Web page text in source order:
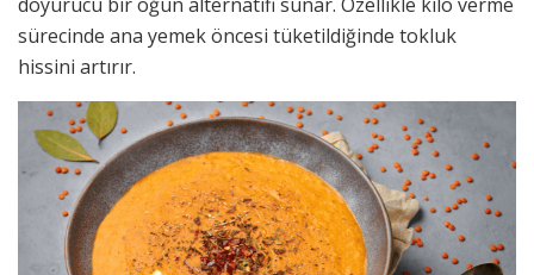
sürecinde ana yemek öncesi tüketildiğinde tokluk
hissini artırır.